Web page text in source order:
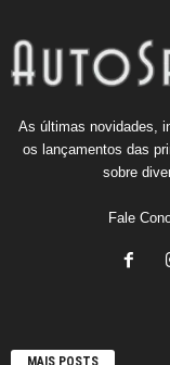
As últimas novidades,
os lançamentos das
sobre
Fale